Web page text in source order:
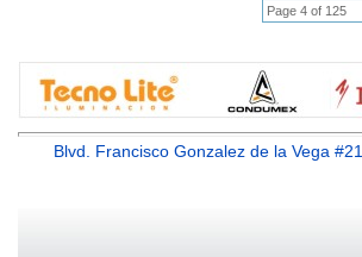
Page 4 of 125
Blvd. Francisco Gonzalez de la